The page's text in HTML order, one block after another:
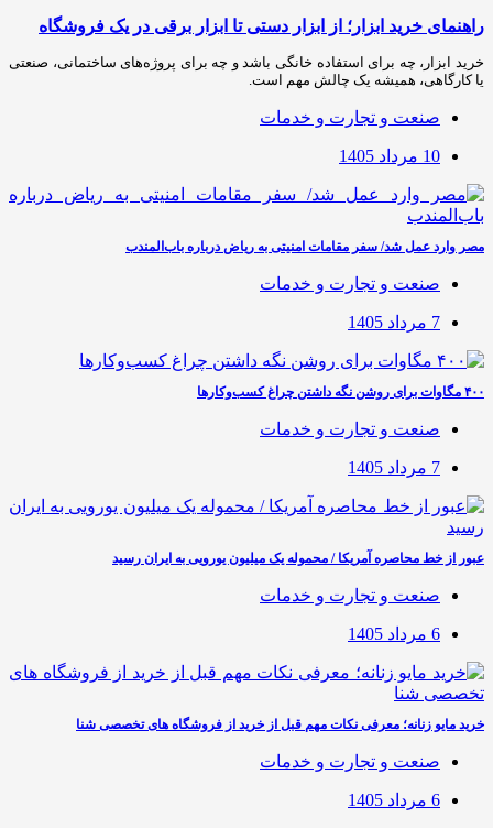
راهنمای خرید ابزار؛ از ابزار دستی تا ابزار برقی در یک فروشگاه
خرید ابزار، چه برای استفاده خانگی باشد و چه برای پروژه‌های ساختمانی، صنعتی
یا کارگاهی، همیشه یک چالش مهم است.
صنعت و تجارت و خدمات
10 مرداد 1405
مصر وارد عمل شد/ سفر مقامات امنیتی به ریاض درباره باب‌المندب
صنعت و تجارت و خدمات
7 مرداد 1405
۴۰۰ مگاوات برای روشن نگه داشتن چراغ کسب‌وکار‌ها
صنعت و تجارت و خدمات
7 مرداد 1405
عبور از خط محاصره آمریکا / محموله یک میلیون یورویی به ایران رسید
صنعت و تجارت و خدمات
6 مرداد 1405
خرید مایو زنانه؛ معرفی نکات مهم قبل از خرید از فروشگاه های تخصصی شنا
صنعت و تجارت و خدمات
6 مرداد 1405